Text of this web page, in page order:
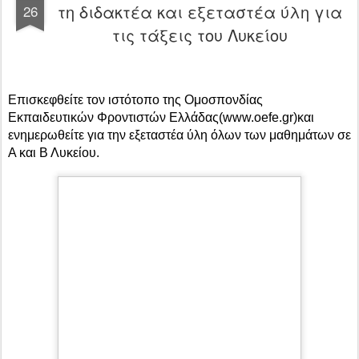
26
τη διδακτέα και εξεταστέα ύλη για
τις τάξεις του Λυκείου
Επισκεφθείτε τον ιστότοπο της Ομοσπονδίας
Εκπαιδευτικών Φροντιστών Ελλάδας(www.oefe.gr)και
ενημερωθείτε για την εξεταστέα ύλη όλων των μαθημάτων σε
Α και Β Λυκείου.